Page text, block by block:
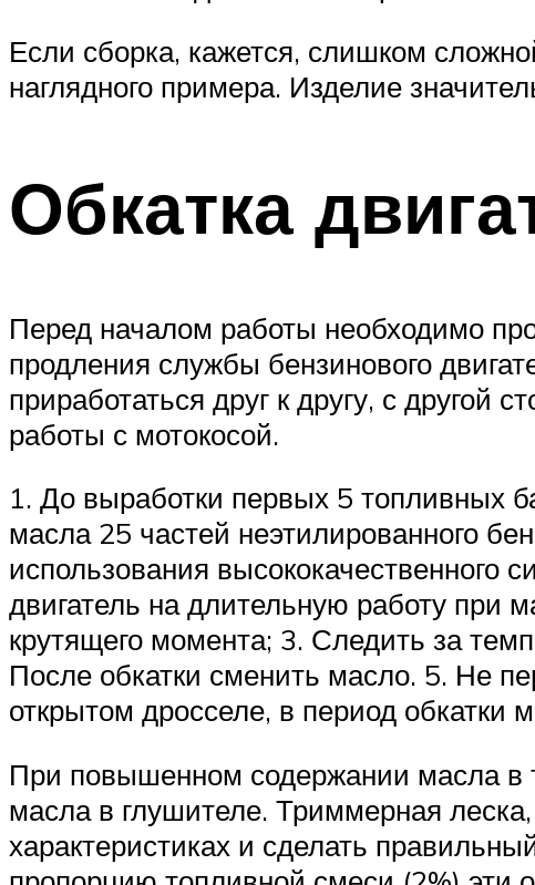
Если сборка, кажется, слишком
наглядного примера. Изделие
Обкатка
Перед началом работы необходимо
продления службы бензинового
приработаться друг к другу, с
работы с мотокосой.
1. До выработки первых 5 топливных
масла 25 частей неэтилированного
использования высококачественного
двигатель на длительную работу
крутящего момента; 3. Следить за
После обкатки сменить масло. 5. Не
открытом дросселе, в период обкатки
При повышенном содержании масла в
масла в глушителе. Триммерная
характеристиках и сделать